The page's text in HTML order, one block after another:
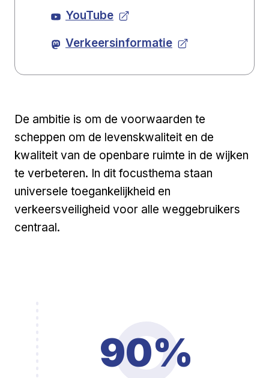
YouTube
Verkeersinformatie
De ambitie is om de voorwaarden te
scheppen om de levenskwaliteit en de
kwaliteit van de openbare ruimte in de wijken
te verbeteren. In dit focusthema staan
universele toegankelijkheid en
verkeersveiligheid voor alle weggebruikers
centraal.
90%